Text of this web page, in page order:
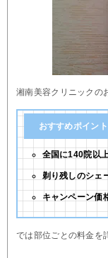
湘南美容クリニックの
おすすめポイント
全国に140院以
剃り残しのシェ
キャンペーン価
では部位ごとの料金を